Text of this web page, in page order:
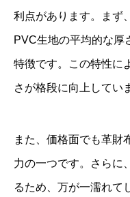
利点があります。まず
PVC生地の平均的な厚
特徴です。この特性に
さが格段に向上してい
また、価格面でも革財
力の一つです。さらに
るため、万が一濡れて